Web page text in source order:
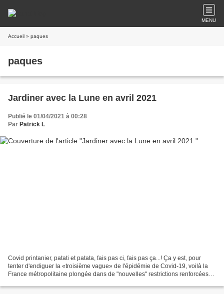
MENU
Accueil » paques
paques
Jardiner avec la Lune en avril 2021
Publié le 01/04/2021 à 00:28
Par Patrick L
Covid printanier, patati et patata, fais pas ci, fais pas ça...! Ça y est, pour
tenter d'endiguer la «troisième vague» de l'épidémie de Covid-19, voilà la
France métropolitaine plongée dans de "nouvelles" restrictions renforcées